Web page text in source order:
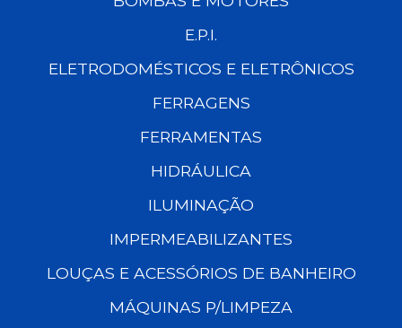
E.P.I.
ELETRODOMÉSTICOS E ELETRÔNICOS
FERRAGENS
FERRAMENTAS
HIDRÁULICA
ILUMINAÇÃO
IMPERMEABILIZANTES
LOUÇAS E ACESSÓRIOS DE BANHEIRO
MÁQUINAS P/LIMPEZA